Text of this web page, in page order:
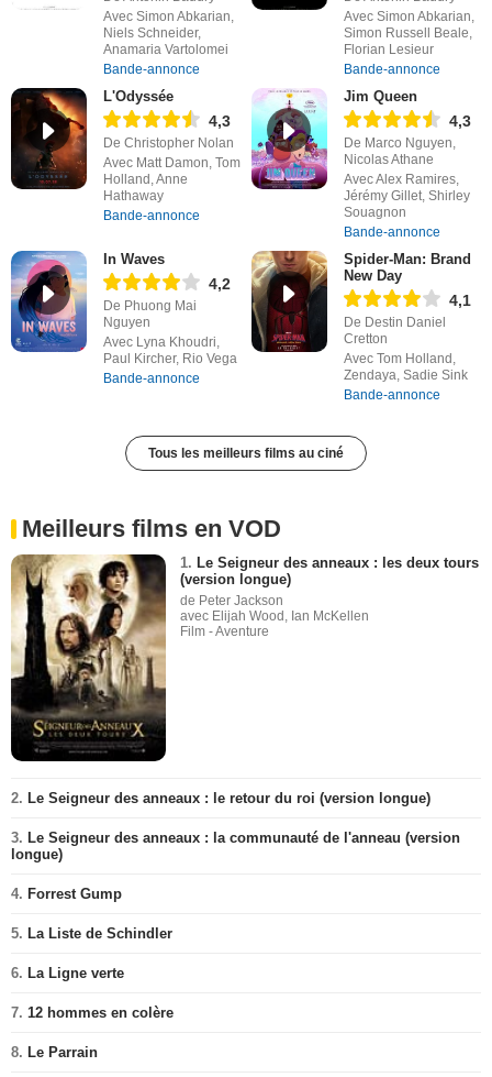
Avec Simon Abkarian,
Niels Schneider,
Anamaria Vartolomei
Bande-annonce
Avec Simon Abkarian,
Simon Russell Beale,
Florian Lesieur
Bande-annonce
L'Odyssée
4,3
De Christopher Nolan
Avec Matt Damon, Tom
Holland, Anne
Hathaway
Bande-annonce
Jim Queen
4,3
De Marco Nguyen,
Nicolas Athane
Avec Alex Ramires,
Jérémy Gillet, Shirley
Souagnon
Bande-annonce
In Waves
4,2
De Phuong Mai
Nguyen
Avec Lyna Khoudri,
Paul Kircher, Rio Vega
Bande-annonce
Spider-Man: Brand
New Day
4,1
De Destin Daniel
Cretton
Avec Tom Holland,
Zendaya, Sadie Sink
Bande-annonce
Tous les meilleurs films au ciné
Meilleurs films en VOD
1. Le Seigneur des anneaux : les deux tours
(version longue)
de Peter Jackson
avec Elijah Wood, Ian McKellen
Film - Aventure
2. Le Seigneur des anneaux : le retour du roi (version longue)
3. Le Seigneur des anneaux : la communauté de l'anneau (version
longue)
4. Forrest Gump
5. La Liste de Schindler
6. La Ligne verte
7. 12 hommes en colère
8. Le Parrain